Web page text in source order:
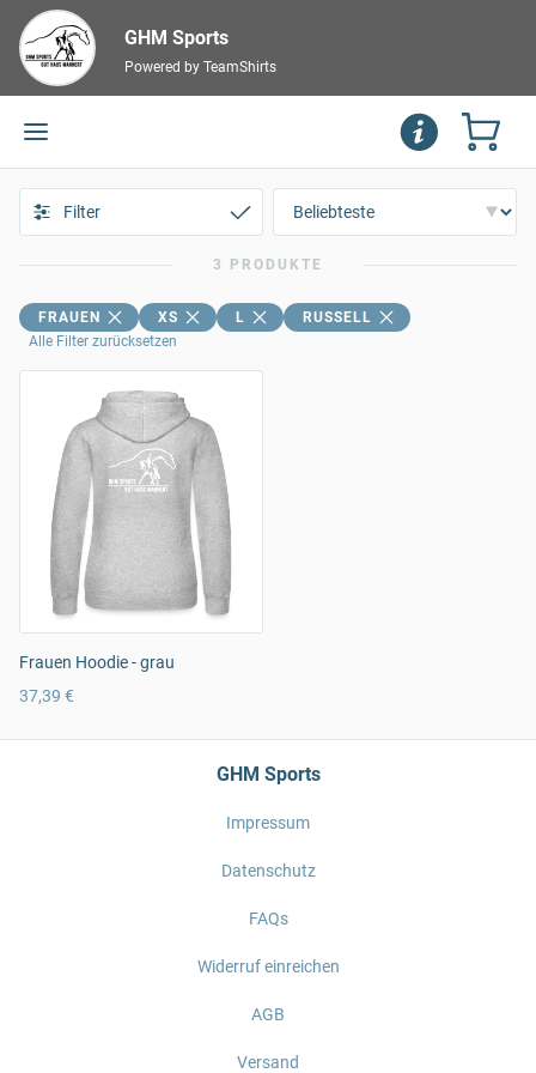
GHM Sports
Powered by TeamShirts
Filter
3 PRODUKTE
FRAUEN XS L
RUSSELL
Alle Filter zurücksetzen
Frauen Hoodie - grau
37,39 €
GHM Sports
Impressum
Datenschutz
FAQs
Widerruf einreichen
AGB
Versand